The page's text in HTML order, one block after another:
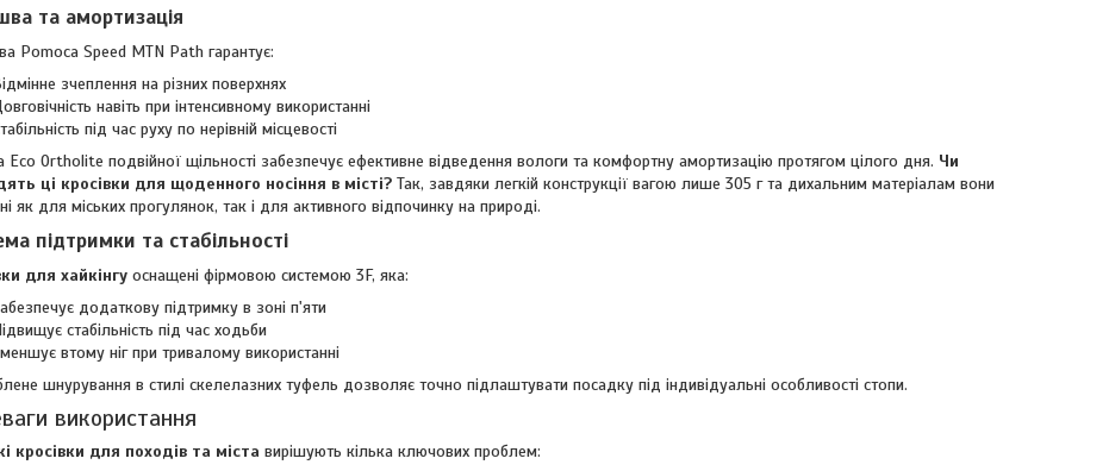
та амортизація
Pomoca Speed MTN Path гарантує:
зчеплення на різних поверхнях
навіть при інтенсивному використанні
під час руху по нерівній місцевості
Eco Ortholite подвійної щільності забезпечує ефективне відведення вологи та комфортну амортизацію протягом цілого дня. Чи
ці кросівки для щоденного носіння в місті? Так, завдяки легкій конструкції вагою лише 305 г та дихальним матеріалам вони
як для міських прогулянок, так і для активного відпочинку на природі.
підтримки та стабільності
для хайкінгу оснащені фірмовою системою 3F, яка:
додаткову підтримку в зоні п'яти
стабільність під час ходьби
втому ніг при тривалому використанні
шнурування в стилі скелелазних туфель дозволяє точно підлаштувати посадку під індивідуальні особливості стопи.
використання
кросівки для походів та міста вирішують кілька ключових проблем: